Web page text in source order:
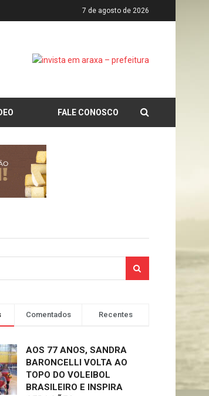
7 de agosto de 2026
FALE CONOSCO
Comentados Recentes
AOS 77 ANOS, SANDRA
BARONCELLI VOLTA AO
TOPO DO VOLEIBOL
BRASILEIRO E INSPIRA